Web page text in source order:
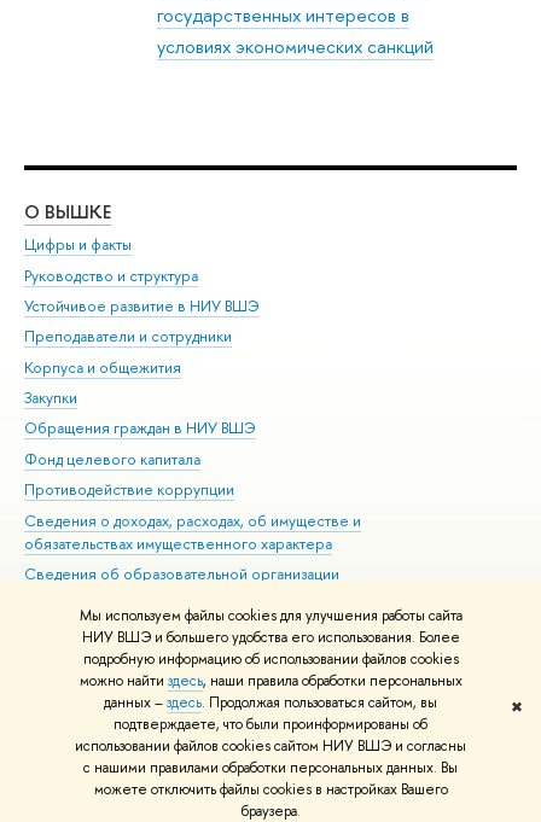
Мы используем файлы cookies для улучшения работы сайта
НИУ ВШЭ и большего удобства его использования. Более
подробную информацию об использовании файлов cookies
можно найти здесь, наши правила обработки персональных
данных –здесь. Продолжая пользоваться сайтом, вы
подтверждаете, что были проинформированы об
использовании файлов cookies сайтом НИУ ВШЭ и согласны
с нашими правилами обработки персональных данных. Вы
можете отключить файлы cookies в настройках Вашего
браузера.
✖
государственных интересов в
условиях экономических санкций
О ВЫШКЕ
Цифры и факты
Руководство и структура
Устойчивое развитие в НИУ ВШЭ
Преподаватели и сотрудники
Корпуса и общежития
Закупки
Обращения граждан в НИУ ВШЭ
Фонд целевого капитала
Противодействие коррупции
Сведения о доходах, расходах, об имуществе и
обязательствах имущественного характера
Сведения об образовательной организации
Людям с ограниченными возможностями здоровья
Единая платежная страница
Работа в Вышке
© НИУ ВШЭ 1993–2026 Адреса и контакты Условия использования
материалов Политика конфиденциальности Карта сайта
Шрифты HSE Sans и HSE Slab разработаны вШколе дизайна НИУ ВШЭ